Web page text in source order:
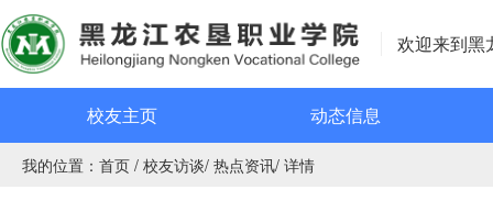
欢迎来到黑
校友主页 动态信息
我的位置： 首页 / 校友访谈/ 热点资讯/ 详情